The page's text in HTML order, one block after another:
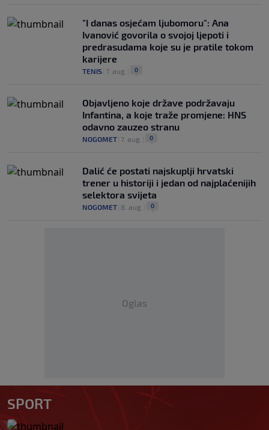
"I danas osjećam ljubomoru": Ana
Ivanović govorila o svojoj ljepoti i
predrasudama koje su je pratile tokom
karijere
TENIS 7. aug. 0
Objavljeno koje države podržavaju
Infantina, a koje traže promjene: HNS
odavno zauzeo stranu
NOGOMET 7. aug. 0
Dalić će postati najskuplji hrvatski
trener u historiji i jedan od najplaćenijih
selektora svijeta
NOGOMET 8. aug. 0
Oglas
SPORT